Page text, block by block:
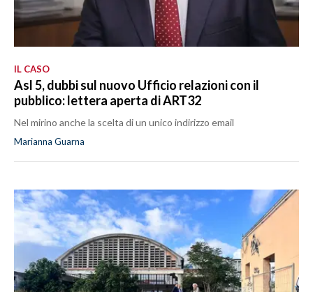
IL CASO
Asl 5, dubbi sul nuovo Ufficio relazioni con il
pubblico: lettera aperta di ART32
Nel mirino anche la scelta di un unico indirizzo email
Marianna Guarna